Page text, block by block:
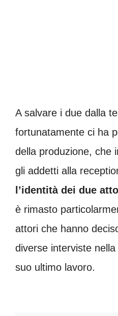
A salvare i due dalla
fortunatamente ci ha
della produzione, che
gli addetti alla
l’identità dei due
è rimasto
attori che hanno
diverse interviste
suo ultimo lavoro.